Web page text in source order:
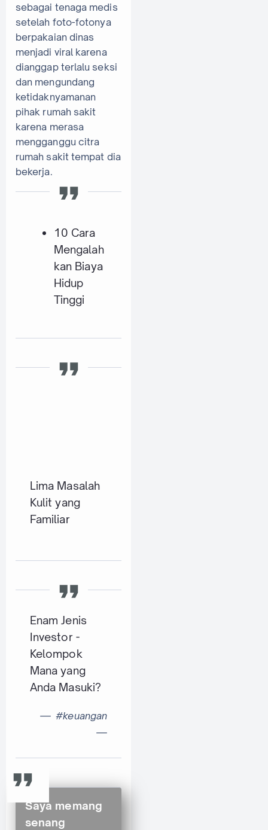
sebagai tenaga medis
setelah foto-fotonya
berpakaian dinas
menjadi viral karena
dianggap terlalu seksi
dan mengundang
ketidaknyamanan
pihak rumah sakit
karena merasa
mengganggu citra
rumah sakit tempat dia
bekerja.
10 Cara
Mengalah
kan Biaya
Hidup
Tinggi
Lima Masalah
Kulit yang
Familiar
Enam Jenis
Investor -
Kelompok
Mana yang
Anda Masuki?
#keuangan
Saya memang
senang